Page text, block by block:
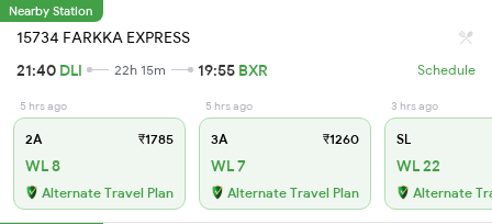
Nearby Station
15734 FARKKA EXPRESS
21:40 DLI 22h 15m 19:55 BXR Schedule
5 hrs ago
2A ₹1785
WL 8
Alternate Travel Plan
5 hrs ago
3A ₹1260
WL 7
Alternate Travel Plan
3 hrs ago
SL
WL 22
Alternate